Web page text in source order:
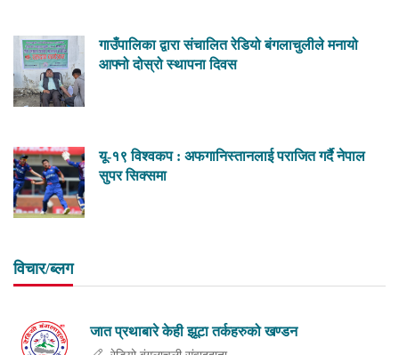
गाउँपालिका द्वारा संचालित रेडियो बंगलाचुलीले मनायो
आफ्नो दोस्रो स्थापना दिवस
यू-१९ विश्वकप : अफगानिस्तानलाई पराजित गर्दै नेपाल
सुपर सिक्समा
विचार/ब्लग
जात प्रथाबारे केही झूटा तर्कहरुको खण्डन